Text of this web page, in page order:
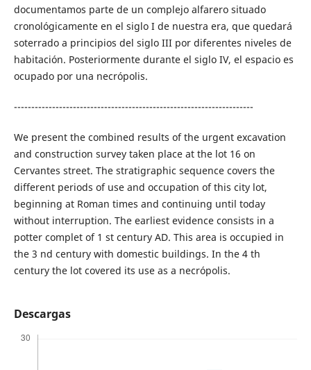
documentamos parte de un complejo alfarero situado
cronológicamente en el siglo I de nuestra era, que quedará
soterrado a principios del siglo III por diferentes niveles de
habitación. Posteriormente durante el siglo IV, el espacio es
ocupado por una necrópolis.
---------------------------------------------------------------------
We present the combined results of the urgent excavation
and construction survey taken place at the lot 16 on
Cervantes street. The stratigraphic sequence covers the
different periods of use and occupation of this city lot,
beginning at Roman times and continuing until today
without interruption. The earliest evidence consists in a
potter complet of 1 st century AD. This area is occupied in
the 3 nd century with domestic buildings. In the 4 th
century the lot covered its use as a necrópolis.
Descargas